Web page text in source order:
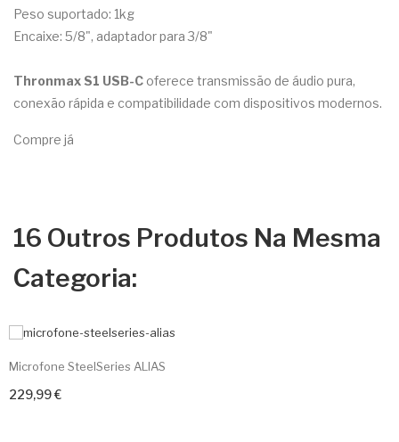
Peso suportado: 1kg
Encaixe: 5/8", adaptador para 3/8"
Thronmax S1 USB-C oferece transmissão de áudio pura,
conexão rápida e compatibilidade com dispositivos modernos.
Compre já
16 Outros Produtos Na Mesma
Categoria:
Microfone SteelSeries ALIAS
229,99 €